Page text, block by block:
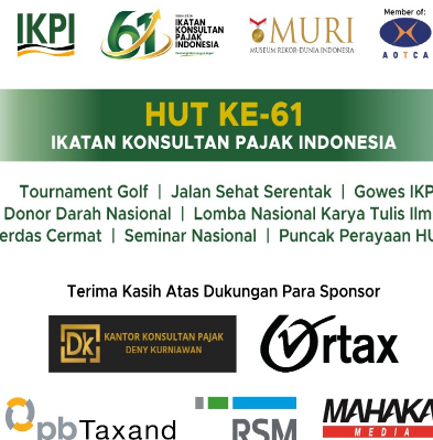
Perkuat
Integritas
Konsultan